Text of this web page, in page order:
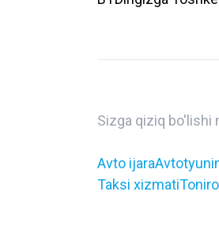
Sizga qiziq bo'lishi
Avto ijara
Taksi xizmati